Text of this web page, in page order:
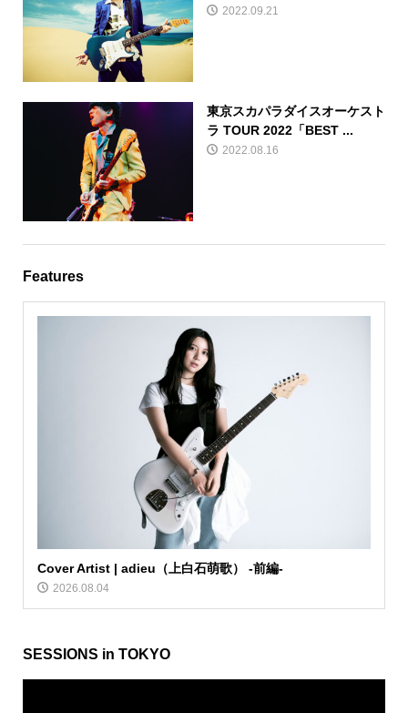
2022.09.21
東京スカパラダイスオーケスト
ラ TOUR 2022「BEST ...
2022.08.16
Features
Cover Artist | adieu（上白石萌歌） -前編-
2026.08.04
SESSIONS in TOKYO